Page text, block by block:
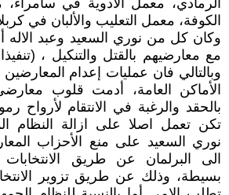
الرمادي، معمل الأدوية في
الكوفة، معمل التعليب والألبان في
وكان كل من نوري السعيد وعبد الاله
مع معارضيهم بالقتل والتنكيل ،
وبالتالي فان عمليات إعدام
الأماكن العامة، أدمت قلوب
بالحقد والرغبة في الانتقام لأرواح
تكن تعمل اصلا على ازالة النظام
نوري السعيد على منع الأحزاب
الى البرلمان عن طريق
بسيطة، وذلك عن طريق تزوير